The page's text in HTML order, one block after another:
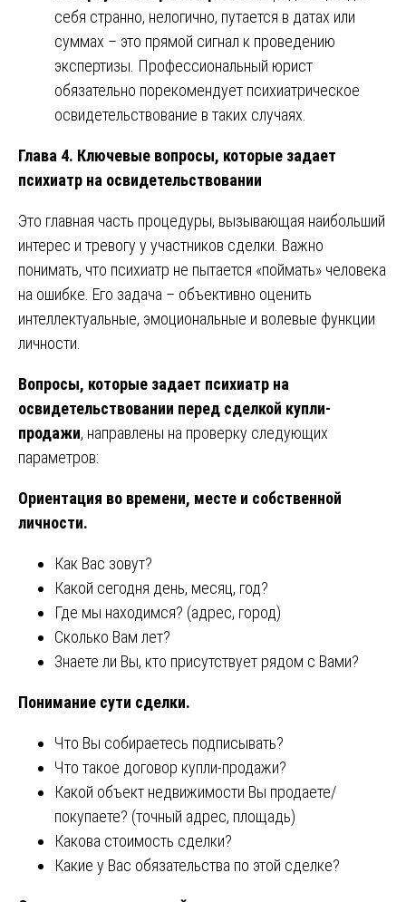
себя странно, нелогично, путается в датах или
суммах – это прямой сигнал к проведению
экспертизы. Профессиональный юрист
обязательно порекомендует психиатрическое
освидетельствование в таких случаях.
Глава 4. Ключевые вопросы, которые задает
психиатр на освидетельствовании
Это главная часть процедуры, вызывающая наибольший
интерес и тревогу у участников сделки. Важно
понимать, что психиатр не пытается «поймать» человека
на ошибке. Его задача – объективно оценить
интеллектуальные, эмоциональные и волевые функции
личности.
Вопросы, которые задает психиатр на
освидетельствовании перед сделкой купли-
продажи, направлены на проверку следующих
параметров:
Ориентация во времени, месте и собственной
личности.
Как Вас зовут?
Какой сегодня день, месяц, год?
Где мы находимся? (адрес, город)
Сколько Вам лет?
Знаете ли Вы, кто присутствует рядом с Вами?
Понимание сути сделки.
Что Вы собираетесь подписывать?
Что такое договор купли-продажи?
Какой объект недвижимости Вы продаете/
покупаете? (точный адрес, площадь)
Какова стоимость сделки?
Какие у Вас обязательства по этой сделке?